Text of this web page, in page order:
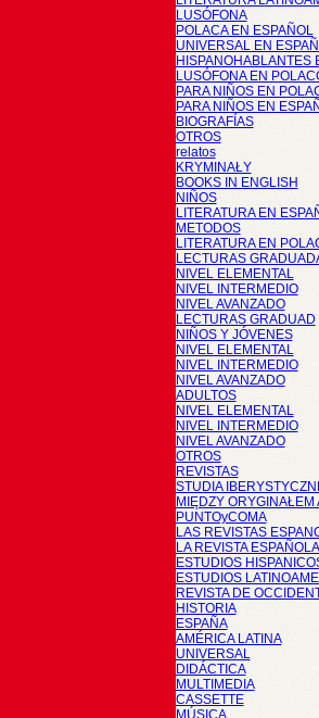
LUSÓFONA
POLACA EN ESPAÑOL
UNIVERSAL EN
HISPANOHABLANTES
LUSÓFONA EN
PARA NIÑOS EN
PARA NIÑOS EN
BIOGRAFÍAS
OTROS
relatos
KRYMINAŁY
BOOKS IN ENGLISH
NIÑOS
LITERATURA EN
METODOS
LITERATURA EN
LECTURAS
NIVEL ELEMENTAL
NIVEL INTERMEDIO
NIVEL AVANZADO
LECTURAS GRADUAD
NIÑOS Y JÓVENES
NIVEL ELEMENTAL
NIVEL INTERMEDIO
NIVEL AVANZADO
ADULTOS
NIVEL ELEMENTAL
NIVEL INTERMEDIO
NIVEL AVANZADO
OTROS
REVISTAS
STUDIA
MIĘDZY ORYGINAŁEM
PUNTOyCOMA
LAS REVISTAS
LA REVISTA ESPAÑOLA
ESTUDIOS
ESTUDIOS
REVISTA DE
HISTORIA
ESPAÑA
AMÉRICA LATINA
UNIVERSAL
DIDÁCTICA
MULTIMEDIA
CASSETTE
MÚSICA